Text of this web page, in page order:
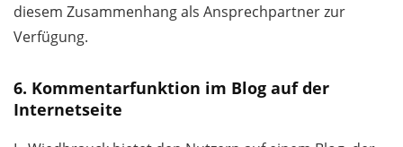
diesem Zusammenhang als Ansprechpartner zur
Verfügung.
6. Kommentarfunktion im Blog auf der
Internetseite